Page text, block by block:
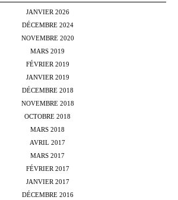
JANVIER 2026
DÉCEMBRE 2024
NOVEMBRE 2020
MARS 2019
FÉVRIER 2019
JANVIER 2019
DÉCEMBRE 2018
NOVEMBRE 2018
OCTOBRE 2018
MARS 2018
AVRIL 2017
MARS 2017
FÉVRIER 2017
JANVIER 2017
DÉCEMBRE 2016